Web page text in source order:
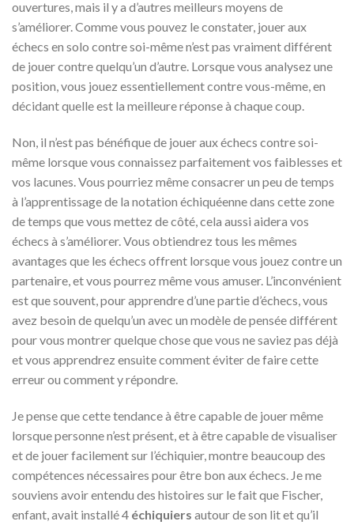
ouvertures, mais il y a d’autres meilleurs moyens de
s’améliorer. Comme vous pouvez le constater, jouer aux
échecs en solo contre soi-même n’est pas vraiment différent
de jouer contre quelqu’un d’autre. Lorsque vous analysez une
position, vous jouez essentiellement contre vous-même, en
décidant quelle est la meilleure réponse à chaque coup.
Non, il n’est pas bénéfique de jouer aux échecs contre soi-
même lorsque vous connaissez parfaitement vos faiblesses et
vos lacunes. Vous pourriez même consacrer un peu de temps
à l’apprentissage de la notation échiquéenne dans cette zone
de temps que vous mettez de côté, cela aussi aidera vos
échecs à s’améliorer. Vous obtiendrez tous les mêmes
avantages que les échecs offrent lorsque vous jouez contre un
partenaire, et vous pourrez même vous amuser. L’inconvénient
est que souvent, pour apprendre d’une partie d’échecs, vous
avez besoin de quelqu’un avec un modèle de pensée différent
pour vous montrer quelque chose que vous ne saviez pas déjà
et vous apprendrez ensuite comment éviter de faire cette
erreur ou comment y répondre.
Je pense que cette tendance à être capable de jouer même
lorsque personne n’est présent, et à être capable de visualiser
et de jouer facilement sur l’échiquier, montre beaucoup des
compétences nécessaires pour être bon aux échecs. Je me
souviens avoir entendu des histoires sur le fait que Fischer,
enfant, avait installé 4 échiquiers autour de son lit et qu’il